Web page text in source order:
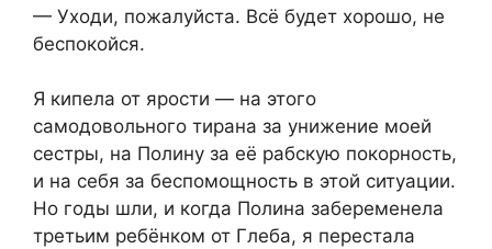
— Уходи, пожалуйста. Всё будет хорошо, не
беспокойся.
Я кипела от ярости — на этого
самодовольного тирана за унижение моей
сестры, на Полину за её рабскую покорность,
и на себя за беспомощность в этой ситуации.
Но годы шли, и когда Полина забеременела
третьим ребёнком от Глеба, я перестала